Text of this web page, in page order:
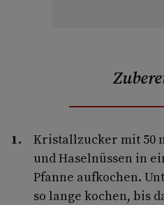
Kristallzucker mit 50
und Haselnüssen in
Pfanne aufkochen.
so lange kochen, bis